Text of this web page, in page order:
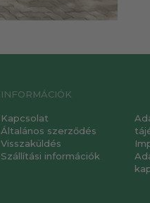
INFORMÁCIÓK
Kapcsolat
Általános szerződés
Visszaküldés
Szállítási információk